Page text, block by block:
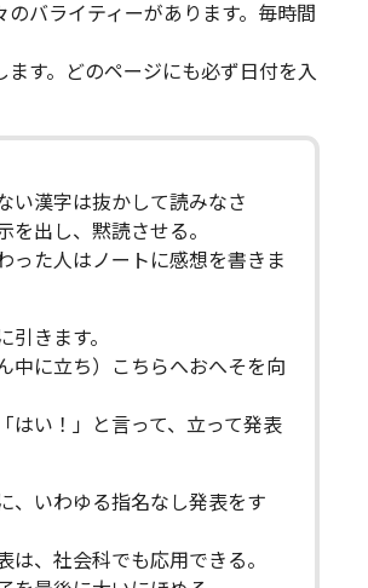
のバライティーがあります。毎時間
ます。どのページにも必ず日付を入
い漢字は抜かして読みなさ
を出し、黙読させる。
った人はノートに感想を書きま
引きます。
中に立ち）こちらへおへそを向
はい！」と言って、立って発表
、いわゆる指名なし発表をす
は、社会科でも応用できる。